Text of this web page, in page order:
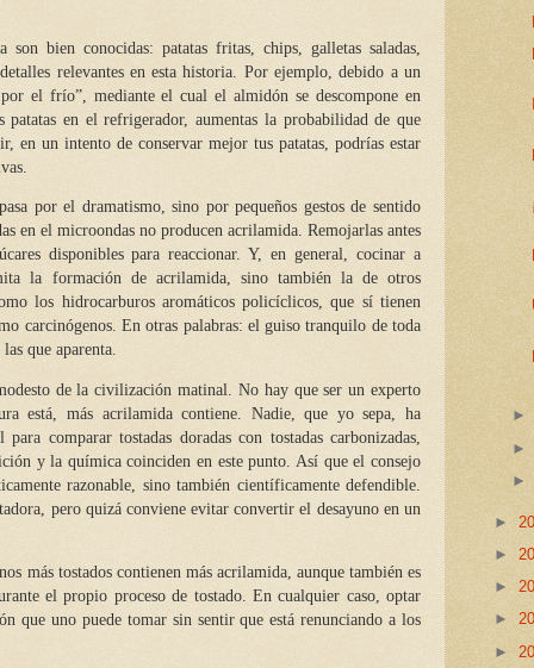
bien conocidas: patatas fritas, chips, galletas saladas,
relevantes en esta historia. Por ejemplo,debido a un
el frío”, mediante el cual el almidón se descompone en
patatas en el refrigerador, aumentas la probabilidad de que
en un intento de conservar mejor tus patatas, podrías estar
por el dramatismo, sino por pequeños gestos de sentido
en el microondas no producen acrilamida. Remojarlas antes
disponibles para reaccionar. Y, en general, cocinar a
la formación de acrilamida, sino también la de otros
los hidrocarburos aromáticos policíclicos, que sí tienen
carcinógenos. En otras palabras: el guiso tranquilo de toda
que aparenta.
de la civilización matinal. No hay que ser un experto
está, más acrilamida contiene. Nadie, que yo sepa, ha
comparar tostadas doradas con tostadas carbonizadas,
y la química coinciden en este punto. Así que el consejo
razonable, sino también científicamente defendible.
pero quizá conviene evitar convertir el desayuno en un
más tostados contienen más acrilamida, aunque también es
el propio proceso de tostado. En cualquier caso, optar
que uno puede tomar sin sentir que está renunciando a los
►
►
►
►
►